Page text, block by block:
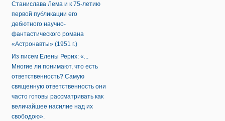
Станислава Лема и к 75-летию
первой публикации его
дебютного научно-
фантастического романа
«Астронавты» (1951 г.)
Из писем Елены Рерих: «...
Многие ли понимают, что есть
ответственность? Самую
священную ответственность они
часто готовы рассматривать как
величайшее насилие над их
свободою».